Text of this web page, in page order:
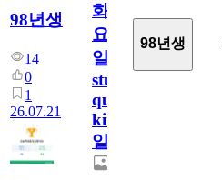
98년생
14
0
1
26.07.21
화
요
일/English
study
quiz
king763
일
98년생